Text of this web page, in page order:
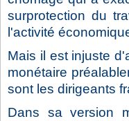
surprotection du
l'activité
Mais il est injuste
monétaire
sont les dirigeants
Dans sa version